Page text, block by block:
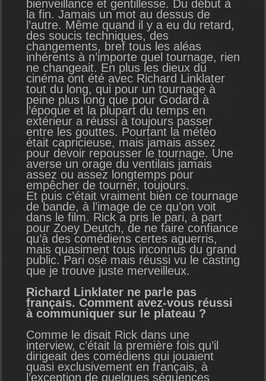
bienveillance et gentillesse. Du début à
la fin. Jamais un mot au dessus de
l’autre. Même quand il y a eu du retard,
des soucis techniques, des
changements, bref tous les aléas
inhérents à n’importe quel tournage, rien
ne changeait. En plus les dieux du
cinéma ont été avec Richard Linklater
tout du long, qui pour un tournage à
peine plus long que pour Godard à
l’époque et la plupart du temps en
extérieur a réussi à toujours passer
entre les gouttes. Pourtant la météo
était capricieuse, mais jamais assez
pour devoir repousser le tournage. Une
averse un orage du ventilais jamais
assez ou assez longtemps pour
empêcher de tourner, toujours.
Et puis c’était vraiment bien ce tournage
de bande, à l’image de ce qu’on voit
dans le film. Rick a pris le pari, à part
pour Zoey Deutch, de ne faire confiance
qu’à des comédiens certes aguerris,
mais quasiment tous inconnus du grand
public. Pari osé mais réussi vu le casting
que je trouve juste merveilleux.
Richard Linklater ne parle pas
français. Comment avez-vous réussi
à communiquer sur le plateau ?
Comme le disait Rick dans une
interview, c’était la première fois qu’il
dirigeait des comédiens qui jouaient
quasi exclusivement en français, à
l’exception de quelques séquences